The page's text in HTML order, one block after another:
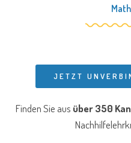
JETZT
Finden Sie aus über 350